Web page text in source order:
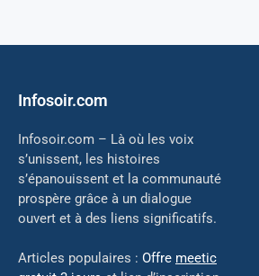
Infosoir.com
Infosoir.com – Là où les voix
s’unissent, les histoires
s’épanouissent et la communauté
prospère grâce à un dialogue
ouvert et à des liens significatifs.
Articles populaires : Offre meetic